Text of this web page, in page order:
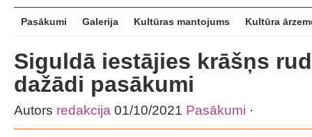
Pasākumi Galerija Kultūras mantojums Kultūra
Siguldā iestājies krāšņs
dažādi pasākumi
Autors redakcija 01/10/2021 Pasākumi ·